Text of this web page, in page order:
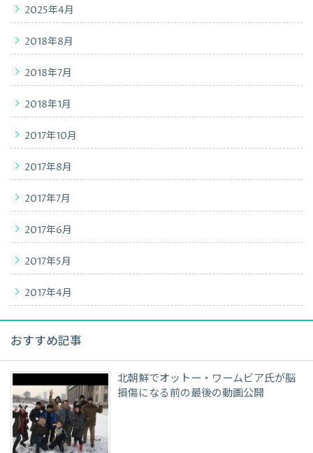
2025年4月
2018年8月
2018年7月
2018年1月
2017年10月
2017年8月
2017年7月
2017年6月
2017年5月
2017年4月
おすすめ記事
北朝鮮でオットー・ワームビア氏が脳
損傷になる前の最後の動画公開